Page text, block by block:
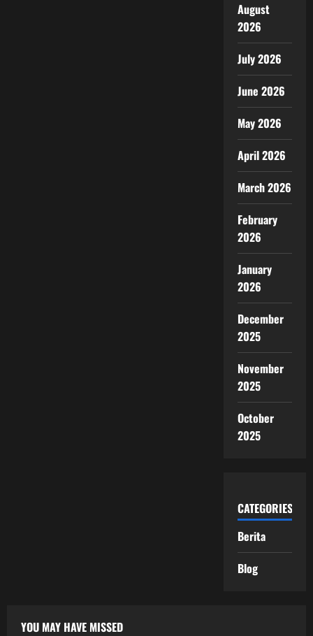
August
2026
July 2026
June 2026
May 2026
April 2026
March 2026
February
2026
January
2026
December
2025
November
2025
October
2025
CATEGORIES
Berita
Blog
YOU MAY HAVE MISSED